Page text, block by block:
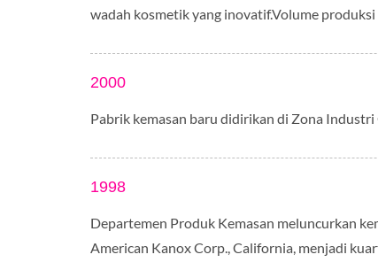
wadah kosmetik yang inovatif.Volume
2000
Pabrik kemasan baru didirikan di Zona
1998
Departemen Produk Kemasan meluncurkan
American Kanox Corp., California, menjadi